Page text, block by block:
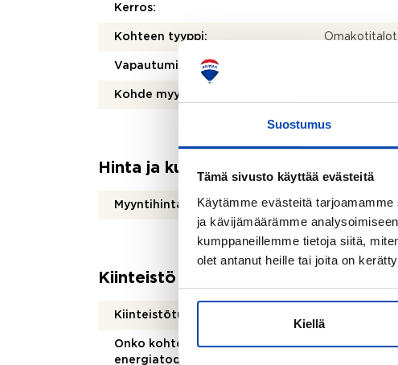
Suostumus
Tämä sivusto käyttää evästeitä
Käytämme evästeitä
ja kävijämäärämme
kumppaneillemme tietoja siitä,
olet antanut heille tai joita on
Kiellä
Kerros:
Kohteen tyyppi:
Vapautuminen:
Kohde myydään vuokrattuna:
Hinta ja kustannukset
Myyntihinta: 180 000 €
Kiinteistö
Kiinteistötunnus:
Onko kohteesta
energiatodistusta?:
Kohteella ei